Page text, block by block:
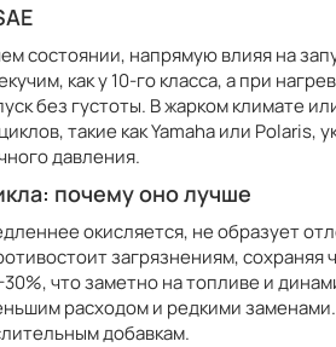
состоянии, напрямую влияя на
как у 10-го класса, а при
без густоты. В жарком климате
такие как Yamaha или
давления.
почему оно лучше
окисляется, не образует
загрязнениям,
что заметно на топливе и
расходом и редкими
добавкам.